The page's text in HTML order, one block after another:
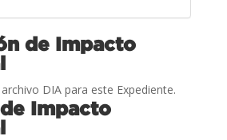
de Impacto
DIA para este Expediente.
Impacto